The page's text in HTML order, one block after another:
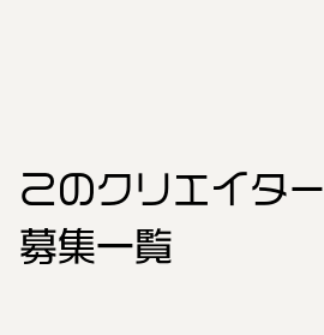
このクリエイター
募集一覧